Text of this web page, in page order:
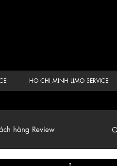
HO CHI MINH LIMO SERVICE
hàng Review